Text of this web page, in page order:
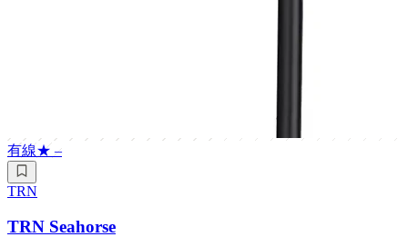
有線★ –
TRN
TRN Seahorse